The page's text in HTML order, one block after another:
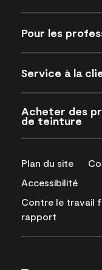
Pour les
Service à la
Acheter des
de teinture
Plan du site
Accessibilité
Contre le travail
rapport